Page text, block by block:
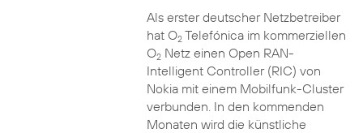
Als erster deutscher Netzbetreiber
hat O2Telefónica im kommerziellen
O2Netz einen Open RAN-
Intelligent Controller (RIC) von
Nokia mit einem Mobilfunk-Cluster
verbunden. In den kommenden
Monaten wird die künstliche